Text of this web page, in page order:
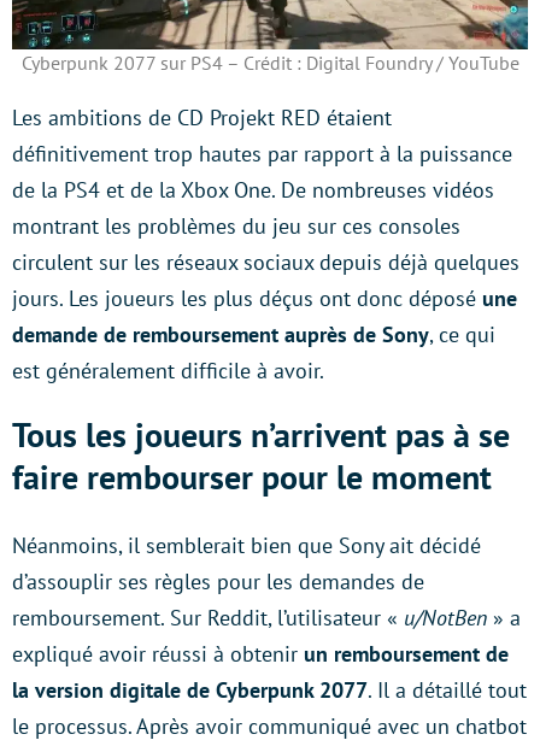
Cyberpunk 2077 sur PS4 – Crédit : Digital Foundry / YouTube
Les ambitions de CD Projekt RED étaient
définitivement trop hautes par rapport à la puissance
de la PS4 et de la Xbox One. De nombreuses vidéos
montrant les problèmes du jeu sur ces consoles
circulent sur les réseaux sociaux depuis déjà quelques
jours. Les joueurs les plus déçus ont donc déposé une
demande de remboursement auprès de Sony, ce qui
est généralement difficile à avoir.
Tous les joueurs n’arrivent pas à se
faire rembourser pour le moment
Néanmoins, il semblerait bien que Sony ait décidé
d’assouplir ses règles pour les demandes de
remboursement. Sur Reddit, l’utilisateur « u/NotBen » a
expliqué avoir réussi à obtenir un remboursement de
la version digitale de Cyberpunk 2077. Il a détaillé tout
le processus. Après avoir communiqué avec un chatbot